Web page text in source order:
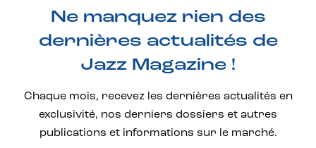
Ne manquez rien des
dernières actualités de
Jazz Magazine !
Chaque mois, recevez les dernières actualités en
exclusivité, nos derniers dossiers et autres
publications et informations sur le marché.